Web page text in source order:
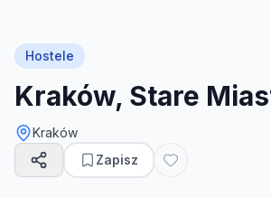
Hostele
Kraków, Stare
Kraków
Zapisz